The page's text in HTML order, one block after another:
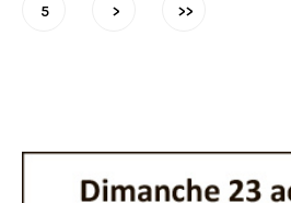
5 > >>